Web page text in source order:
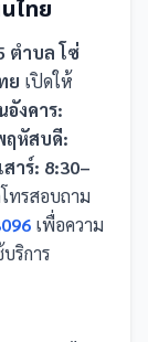
ไทย
ตำบล โซ่
ย เปิดให้
อังคาร:
ฤหัสบดี:
าร์: 8:30–
ทรสอบถาม
เพื่อความ
ริการ